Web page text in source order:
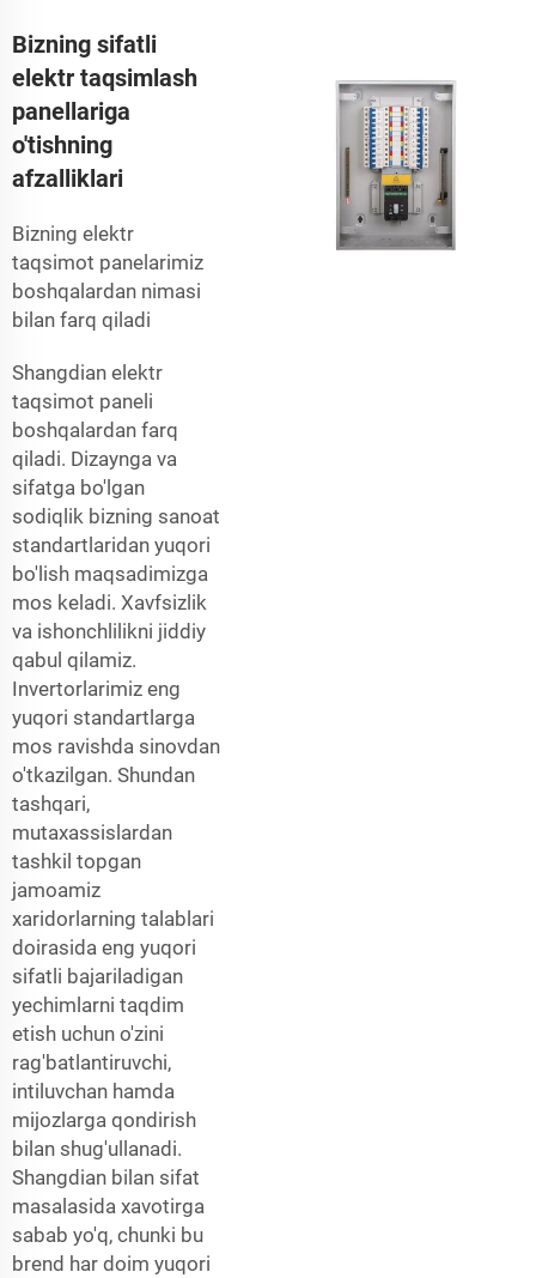
Bizning sifatli
elektr taqsimlash
panellariga
o'tishning
afzalliklari
Bizning elektr
taqsimot panelarimiz
boshqalardan nimasi
bilan farq qiladi
Shangdian elektr
taqsimot paneli
boshqalardan farq
qiladi. Dizaynga va
sifatga bo'lgan
sodiqlik bizning sanoat
standartlaridan yuqori
bo'lish maqsadimizga
mos keladi. Xavfsizlik
va ishonchlilikni jiddiy
qabul qilamiz.
Invertorlarimiz eng
yuqori standartlarga
mos ravishda sinovdan
o'tkazilgan. Shundan
tashqari,
mutaxassislardan
tashkil topgan
jamoamiz
xaridorlarning talablari
doirasida eng yuqori
sifatli bajariladigan
yechimlarni taqdim
etish uchun o'zini
rag'batlantiruvchi,
intiluvchan hamda
mijozlarga qondirish
bilan shug'ullanadi.
Shangdian bilan sifat
masalasida xavotirga
sabab yo'q, chunki bu
brend har doim yuqori